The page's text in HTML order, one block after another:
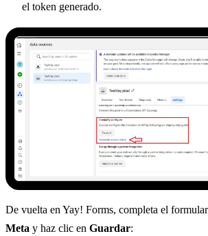
el token generado.
De vuelta en Yay! Forms, completa el
Meta y haz clic en Guardar: